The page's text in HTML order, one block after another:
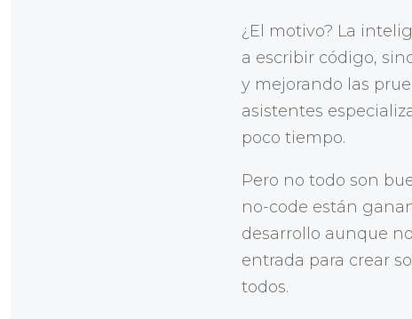
¿El motivo? La
a escribir código,
y mejorando las
asistentes
poco tiempo.
Pero no todo son
no-code están
desarrollo aunque
entrada para crear
todos.